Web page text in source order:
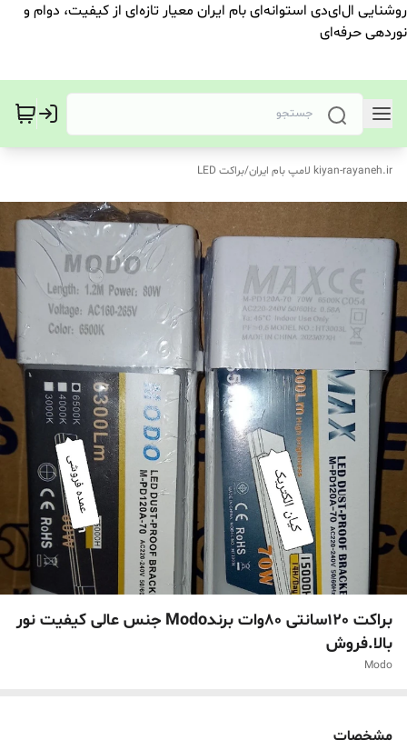
روشنایی ال‌ای‌دی استوانه‌ای بام ایران معیار تازه‌ای از کیفیت، دوام و
نوردهی حرفه‌ای
kiyan-rayaneh.ir لامپ بام ایران /براکت LED
براکت 120سانتی 80وات برندModo جنس عالی کیفیت نور
بالا.فروش
Modo
مشخصات